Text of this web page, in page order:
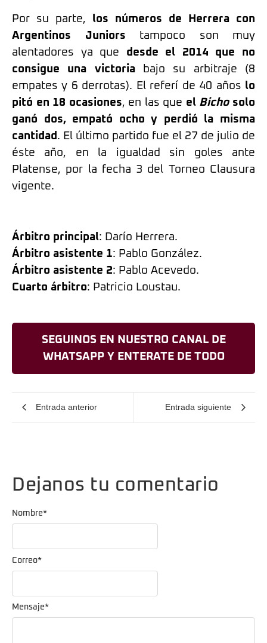
Por su parte, los números de Herrera con
Argentinos Juniors tampoco son muy
alentadores ya que desde el 2014 que no
consigue una victoriabajo su arbitraje (8
empates y 6 derrotas). El referí de 40 años lo
pitó en 18 ocasiones, en las que el Bichosolo
ganó dos, empató ocho y perdió la misma
cantidad . El último partido fue el 27 de julio de
éste año, en la igualdad sin goles ante
Platense, por la fecha 3 del Torneo Clausura
vigente.
Árbitro principal: Darío Herrera.
Árbitro asistente 1: Pablo González.
Árbitro asistente 2: Pablo Acevedo.
Cuarto árbitro: Patricio Loustau.
SEGUINOS EN NUESTRO CANAL DE
WHATSAPP Y ENTERATE DE TODO
Entrada anterior Entrada siguiente
Dejanos tu comentario
Mensaje*
Nombre*
Correo*